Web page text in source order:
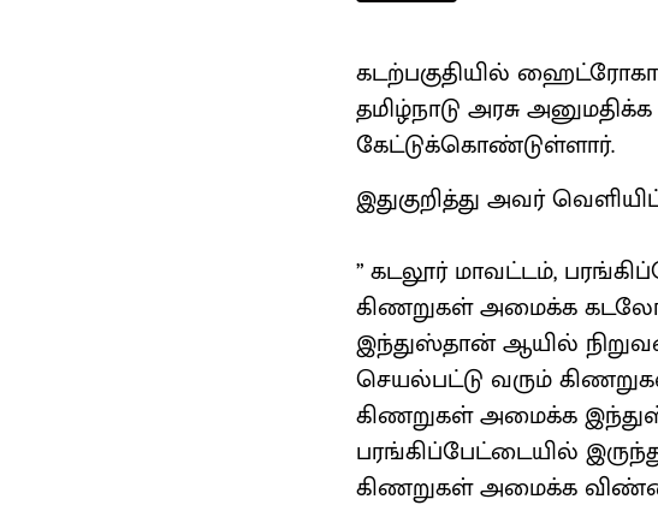
கடற்பகுதியில்
தமிழ்நாடு அரசு
கேட்டுக்கொண்டுள்ளார்.
இதுகுறித்து அவர்
” கடலூர் மாவட்டம்,
கிணறுகள் அமைக்க
இந்துஸ்தான் ஆயில்
செயல்பட்டு வரும்
கிணறுகள் அமைக்க
பரங்கிப்பேட்டையில்
கிணறுகள் அமைக்க